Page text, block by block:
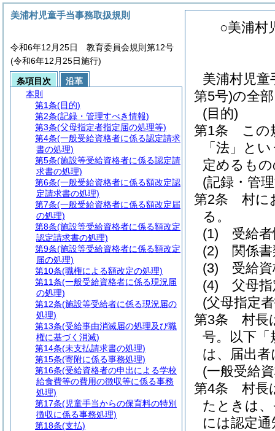
○美浦村
美浦村児童
第5号)の全
(目的)
第1条
この
「法」と
定めるも
(記録・管
第2条
村に
る。
(1)
受給
(2)
関係
(3)
受給
(4)
父母
(父母指定
第3条
村長
号。以下「
は、届出
(一般受給
第4条
村長
たときは
には認定
美浦村児童手当事務取扱規則
令和6年12月25日 教育委員会規則第12号
(令和6年12月25日施行)
条項目次
沿革
本則
第1条(目的)
第2条(記録・管理すべき情報)
第3条(父母指定者指定届の処理等)
第4条(一般受給資格者に係る認定請求
書の処理)
第5条(施設等受給資格者に係る認定請
求書の処理)
第6条(一般受給資格者に係る額改定認
定請求書の処理)
第7条(一般受給資格者に係る額改定届
の処理)
第8条(施設等受給資格者に係る額改定
認定請求書の処理)
第9条(施設等受給資格者に係る額改定
届の処理)
第10条(職権による額改定の処理)
第11条(一般受給資格者に係る現況届
の処理)
第12条(施設等受給者に係る現況届の
処理)
第13条(受給事由消滅届の処理及び職
権に基づく消滅)
第14条(未支払請求書の処理)
第15条(寄附に係る事務処理)
第16条(受給資格者の申出による学校
給食費等の費用の徴収等に係る事務
処理)
第17条(児童手当からの保育料の特別
徴収に係る事務処理)
第18条(支払)